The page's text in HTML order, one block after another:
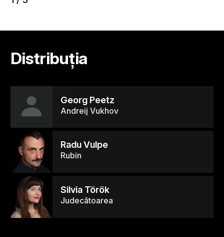
Distribuția
Georg Peetz
Andreij Vukhov
Radu Vulpe
Rubin
Silvia Török
Judecătoarea